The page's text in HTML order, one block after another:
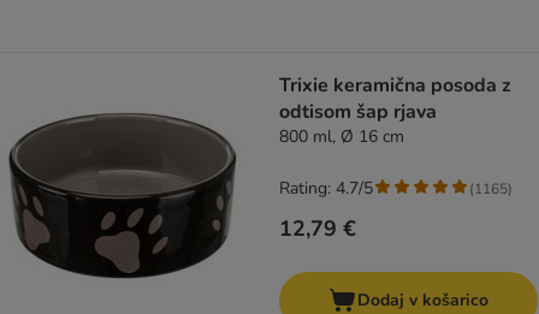
Trixie keramična posoda z
odtisom šap rjava
800 ml, Ø 16 cm
12,79 €
Rating: 4.7/5 (1165)
Dodaj v košarico